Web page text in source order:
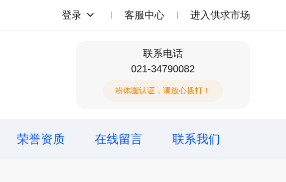
登录 客服中心 进入供求市场
联系电话
021-34790082
粉体圈认证，请放心拨打！
荣誉资质 在线留言 联系我们